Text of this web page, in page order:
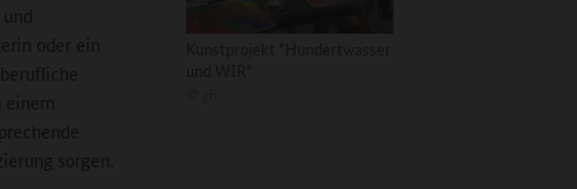
oder ein
sorgen.